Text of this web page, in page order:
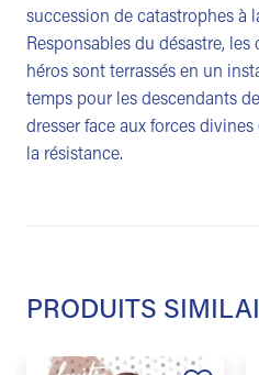
succession de catastrophes à
Responsables du désastre,
héros sont terrassés en un
temps pour les descendants
dresser face aux forces
la résistance.
PRODUITS